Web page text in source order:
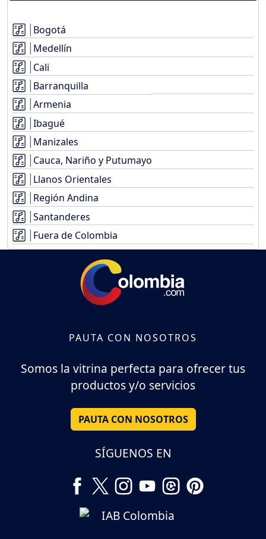
Bogotá
Medellín
Cali
Barranquilla
Armenia
Ibagué
Manizales
Cauca, Nariño y Putumayo
Llanos Orientales
Región Andina
Santanderes
Fuera de Colombia
PAUTA CON NOSOTROS
Somos la vitrina perfecta para ofrecer tus
productos y/o servicios
PAUTA CON NOSOTROS
SÍGUENOS EN